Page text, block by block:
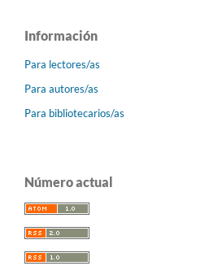
Información
Para lectores/as
Para autores/as
Para bibliotecarios/as
Número actual